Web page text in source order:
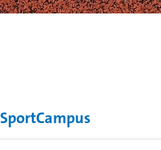
SportCampus